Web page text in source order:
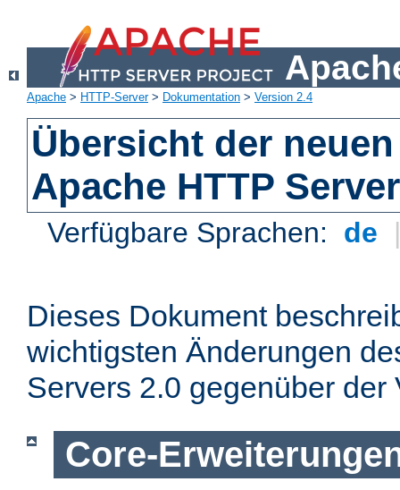
Apache > HTTP-Server> Dokumentation > Version 2.4
Übersicht der
Apache HTTP
Verfügbare Sprachen: de
Dieses Dokument
wichtigsten Änderungen
Servers 2.0 gegenüber der
Core-